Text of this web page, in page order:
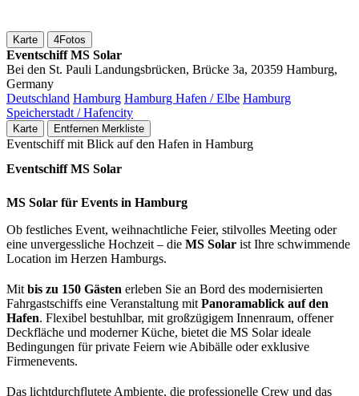
Karte 4Fotos
Eventschiff MS Solar
Bei den St. Pauli Landungsbrücken, Brücke 3a, 20359 Hamburg,
Germany
Deutschland Hamburg Hamburg Hafen / Elbe Hamburg
Speicherstadt / Hafencity
Karte Entfernen Merkliste
Eventschiff mit Blick auf den Hafen in Hamburg
Eventschiff MS Solar
MS Solar für Events in Hamburg
Ob festliches Event, weihnachtliche Feier, stilvolles Meeting oder
eine unvergessliche Hochzeit – die MS Solar ist Ihre schwimmende
Location im Herzen Hamburgs.
Mit bis zu 150 Gästen erleben Sie an Bord des modernisierten
Fahrgastschiffs eine Veranstaltung mit Panoramablick auf den
Hafen. Flexibel bestuhlbar, mit großzügigem Innenraum, offener
Deckfläche und moderner Küche, bietet die MS Solar ideale
Bedingungen für private Feiern wie Abibälle oder exklusive
Firmenevents.
Das lichtdurchflutete Ambiente, die professionelle Crew und das